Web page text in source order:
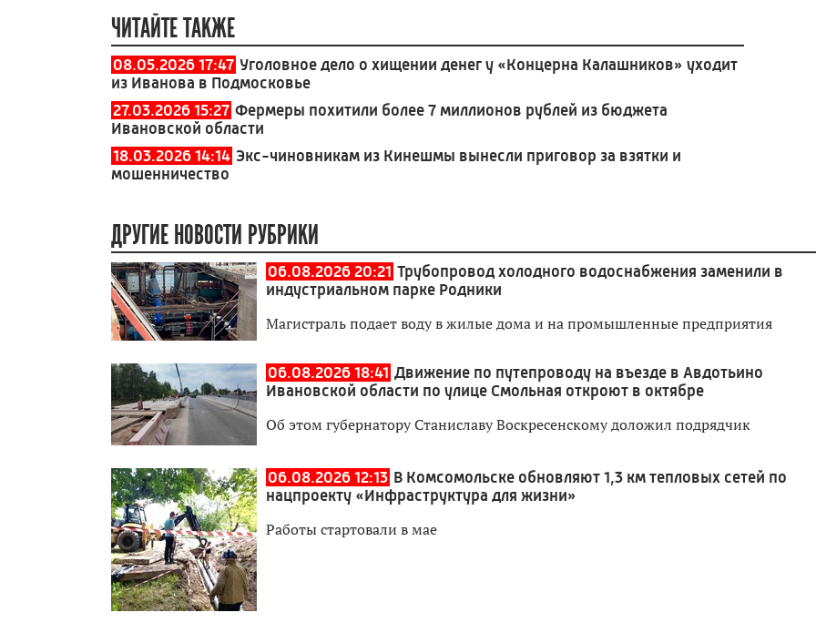
ЧИТАЙТЕ ТАКЖЕ
08.05.2026 17:47 Уголовное дело о хищении денег у «Концерна Калашников» уходит
из Иванова в Подмосковье
27.03.2026 15:27 Фермеры похитили более 7 миллионов рублей из бюджета
Ивановской области
18.03.2026 14:14 Экс-чиновникам из Кинешмы вынесли приговор за взятки и
мошенничество
ДРУГИЕ НОВОСТИ РУБРИКИ
06.08.2026 20:21 Трубопровод холодного водоснабжения заменили в
индустриальном парке Родники
Магистраль подает воду в жилые дома и на промышленные предприятия
06.08.2026 18:41 Движение по путепроводу на въезде в Авдотьино
Ивановской области по улице Смольная откроют в октябре
Об этом губернатору Станиславу Воскресенскому доложил подрядчик
06.08.2026 12:13 В Комсомольске обновляют 1,3 км тепловых сетей по
нацпроекту «Инфраструктура для жизни»
Работы стартовали в мае